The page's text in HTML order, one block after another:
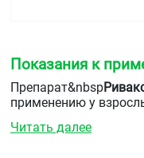
Показания к
Препарат&nbsp
применению у
Профилактика
Читать далее